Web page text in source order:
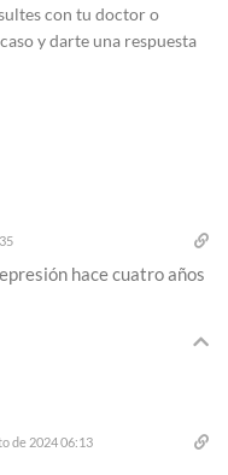
con tu doctor o
y darte una respuesta
hace cuatro años
de 2024 06:13